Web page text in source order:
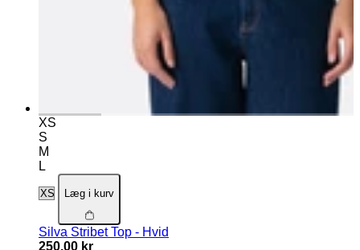
XS
S
M
L
Læg i kurv
Silva Stribet Top - Hvid
250,00 kr